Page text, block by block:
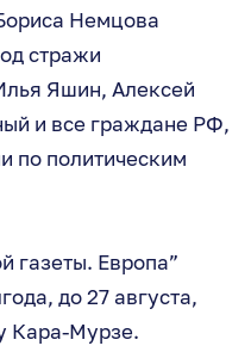
Немцова
стражи
Яшин, Алексей
и все граждане РФ,
по политическим
газеты. Европа”
до 27 августа,
Кара-Мурзе.